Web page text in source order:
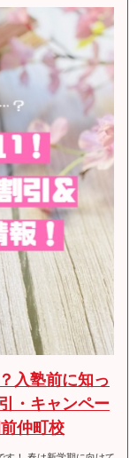
入塾前に知っ
・キャンペー
仲町校